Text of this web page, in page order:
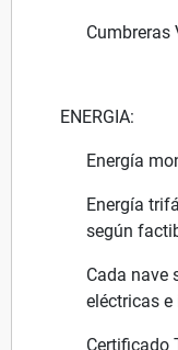
Cumbreras
ENERGIA:
Energía
Energía
según
Cada nave
eléctricas
Certificado